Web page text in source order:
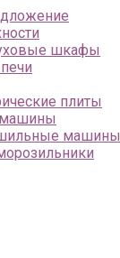
шкафы
плиты
машины